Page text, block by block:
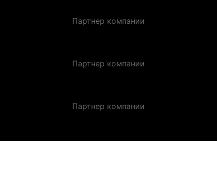
Партнер компании
Партнер компании
Партнер компании
ЗАКАЗАТЬ ЗВОНОК.